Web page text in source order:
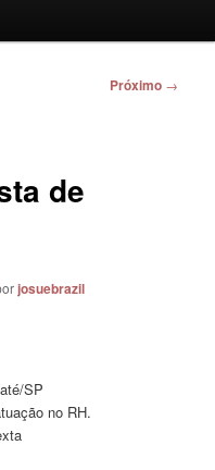
Próximo →
de
josuebrazil
SP
no RH.